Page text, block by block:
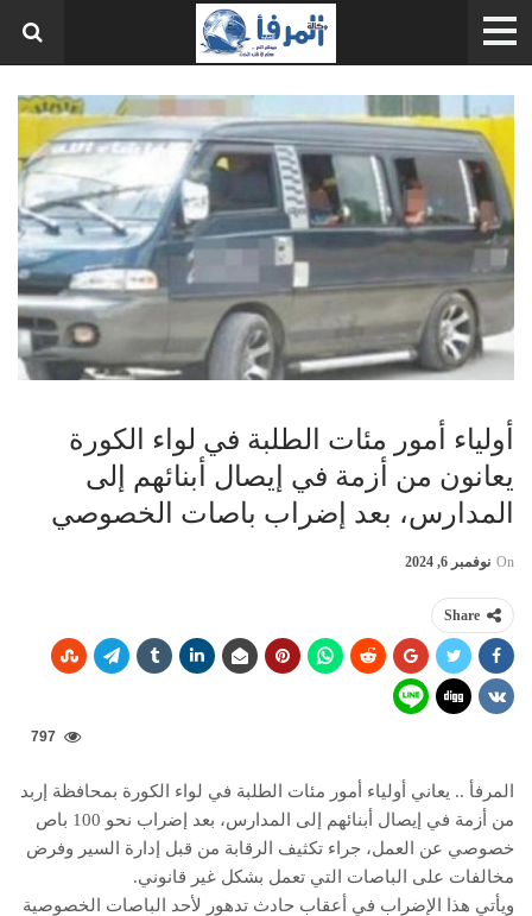
أولياء أمور مئات الطلبة في لواء الكورة
يعانون من أزمة في إيصال أبنائهم إلى
المدارس، بعد إضراب باصات الخصوصي
On نوفمبر 6, 2024
Share
797
المرفأ .. يعاني أولياء أمور مئات الطلبة في لواء الكورة بمحافظة إربد
من أزمة في إيصال أبنائهم إلى المدارس، بعد إضراب نحو 100 باص
خصوصي عن العمل، جراء تكثيف الرقابة من قبل إدارة السير وفرض
مخالفات على الباصات التي تعمل بشكل غير قانوني.
ويأتي هذا الإضراب في أعقاب حادث تدهور لأحد الباصات الخصوصية